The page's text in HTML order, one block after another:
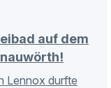
auf dem
Lennox durfte